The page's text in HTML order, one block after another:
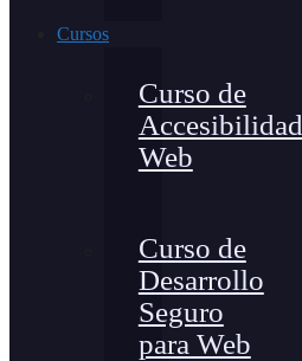
Cursos
Curso de
Accesibilidad
Web
Curso de
Desarrollo
Seguro
para Web